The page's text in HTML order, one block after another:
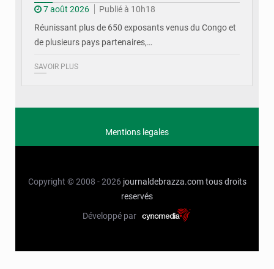
7 août 2026
Publié à 10h18
Réunissant plus de 650 exposants venus du Congo et
de plusieurs pays partenaires,…
SAVOIR PLUS
Mentions legales
Copyright © 2008 - 2026 journaldebrazza.com tous droits
reservés
Développé par